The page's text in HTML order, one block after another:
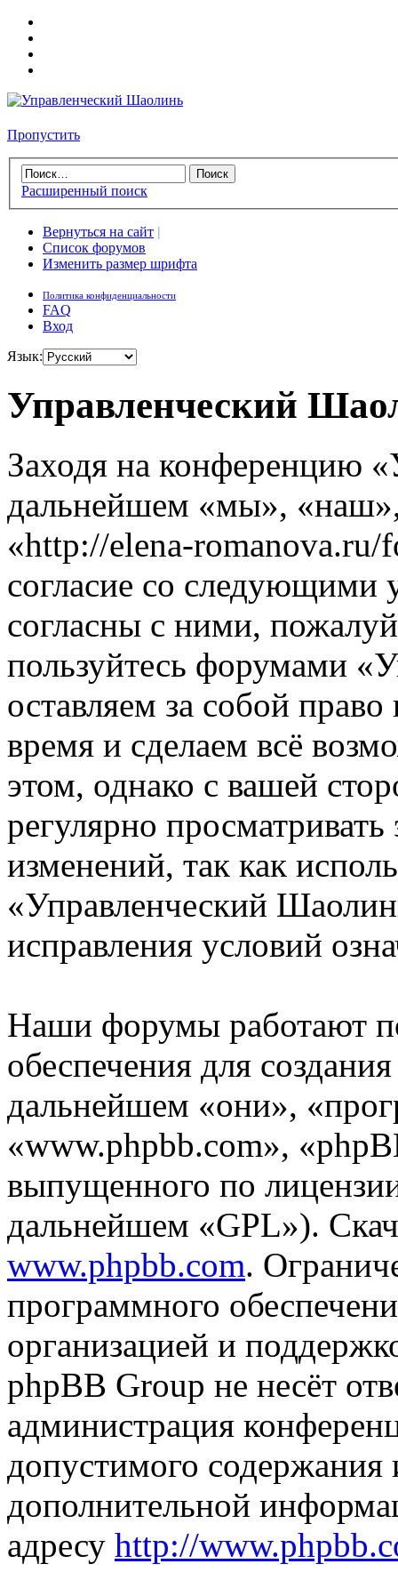
Пропустить
Расширенный поиск
Вернуться на сайт |
Список форумов
Изменить размер шрифта
Политика конфиденциальности
FAQ
Вход
Язык:
Управленческий
Заходя на конференцию
дальнейшем «мы»,
«http://elena-romanova.ru/
согласие со следующими
согласны с ними,
пользуйтесь форумами
оставляем за собой
время и сделаем всё
этом, однако с вашей
регулярно просматривать
изменений, так как
«Управленческий
исправления условий
Наши форумы работают
обеспечения для
дальнейшем «они»,
«www.phpbb.com»,
выпущенного по
дальнейшем «GPL»).
www.phpbb.com.
программного
организацией и
phpBB Group не несёт
администрация
допустимого
дополнительной
адресу http://